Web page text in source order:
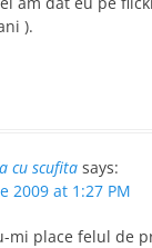
).
cu scufita says:
2009 at 1:27 PM
mi place felul de